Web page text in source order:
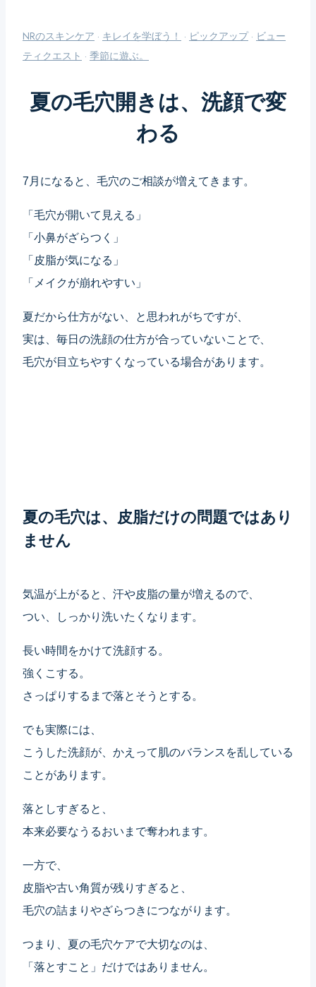
NRのスキンケア · キレイを学ぼう！ · ピックアップ· ビュー
ティクエスト · 季節に遊ぶ。
夏の毛穴開きは、洗顔で変
わる
7月になると、毛穴のご相談が増えてきます。
「毛穴が開いて見える」
「小鼻がざらつく」
「皮脂が気になる」
「メイクが崩れやすい」
夏だから仕方がない、と思われがちですが、
実は、毎日の洗顔の仕方が合っていないことで、
毛穴が目立ちやすくなっている場合があります。
夏の毛穴は、皮脂だけの問題ではあり
ません
気温が上がると、汗や皮脂の量が増えるので、
つい、しっかり洗いたくなります。
長い時間をかけて洗顔する。
強くこする。
さっぱりするまで落とそうとする。
でも実際には、
こうした洗顔が、かえって肌のバランスを乱している
ことがあります。
落としすぎると、
本来必要なうるおいまで奪われます。
一方で、
皮脂や古い角質が残りすぎると、
毛穴の詰まりやざらつきにつながります。
つまり、夏の毛穴ケアで大切なのは、
「落とすこと」だけではありません。